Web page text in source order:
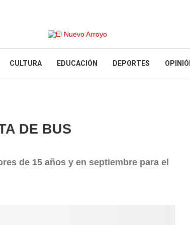
CULTURA EDUCACIÓN DEPORTES
DE BUS
de 15 años y en septiembre para el